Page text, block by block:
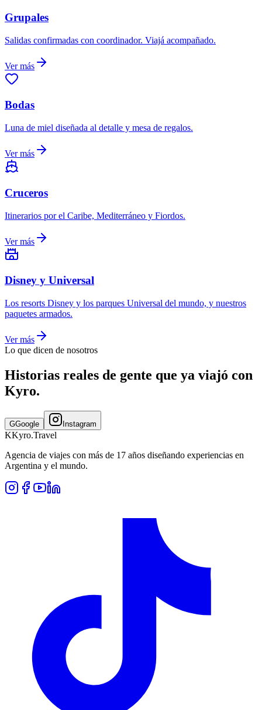
Grupales
Salidas confirmadas con coordinador. Viajá acompañado.
Ver más
Bodas
Luna de miel diseñada al detalle y mesa de regalos.
Ver más
Cruceros
Itinerarios por el Caribe, Mediterráneo y Fiordos.
Ver más
Disney y Universal
Los resorts Disney y los parques Universal del mundo, y nuestros
paquetes armados.
Ver más
Lo que dicen de nosotros
Historias reales de gente que ya viajó con
Kyro.
GGoogle Instagram
KKyro.Travel
Agencia de viajes con más de 17 años diseñando experiencias en
Argentina y el mundo.